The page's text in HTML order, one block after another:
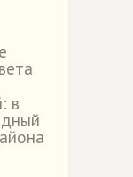
в